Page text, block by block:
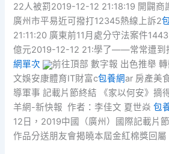
22人被罰2019-12-12 21:18:19 開闢商
廣州市平易近可撥打12345熱線上訴2
21:11:20 廣東前11月處分守法案件
億元2019-12-12 21:學了——常常遭到
網單次
前往頂部 數字報 出色推舉
文娛安康體育IT財富c包養網ar 房產美
導軍事 記載片節終結 《家以何安》摘
羊網-新快報 作者：李佳文 夏世焱包
12日，2019中國（廣州）國際記載片
作品分送朋友會揭曉本屆金紅棉獎回